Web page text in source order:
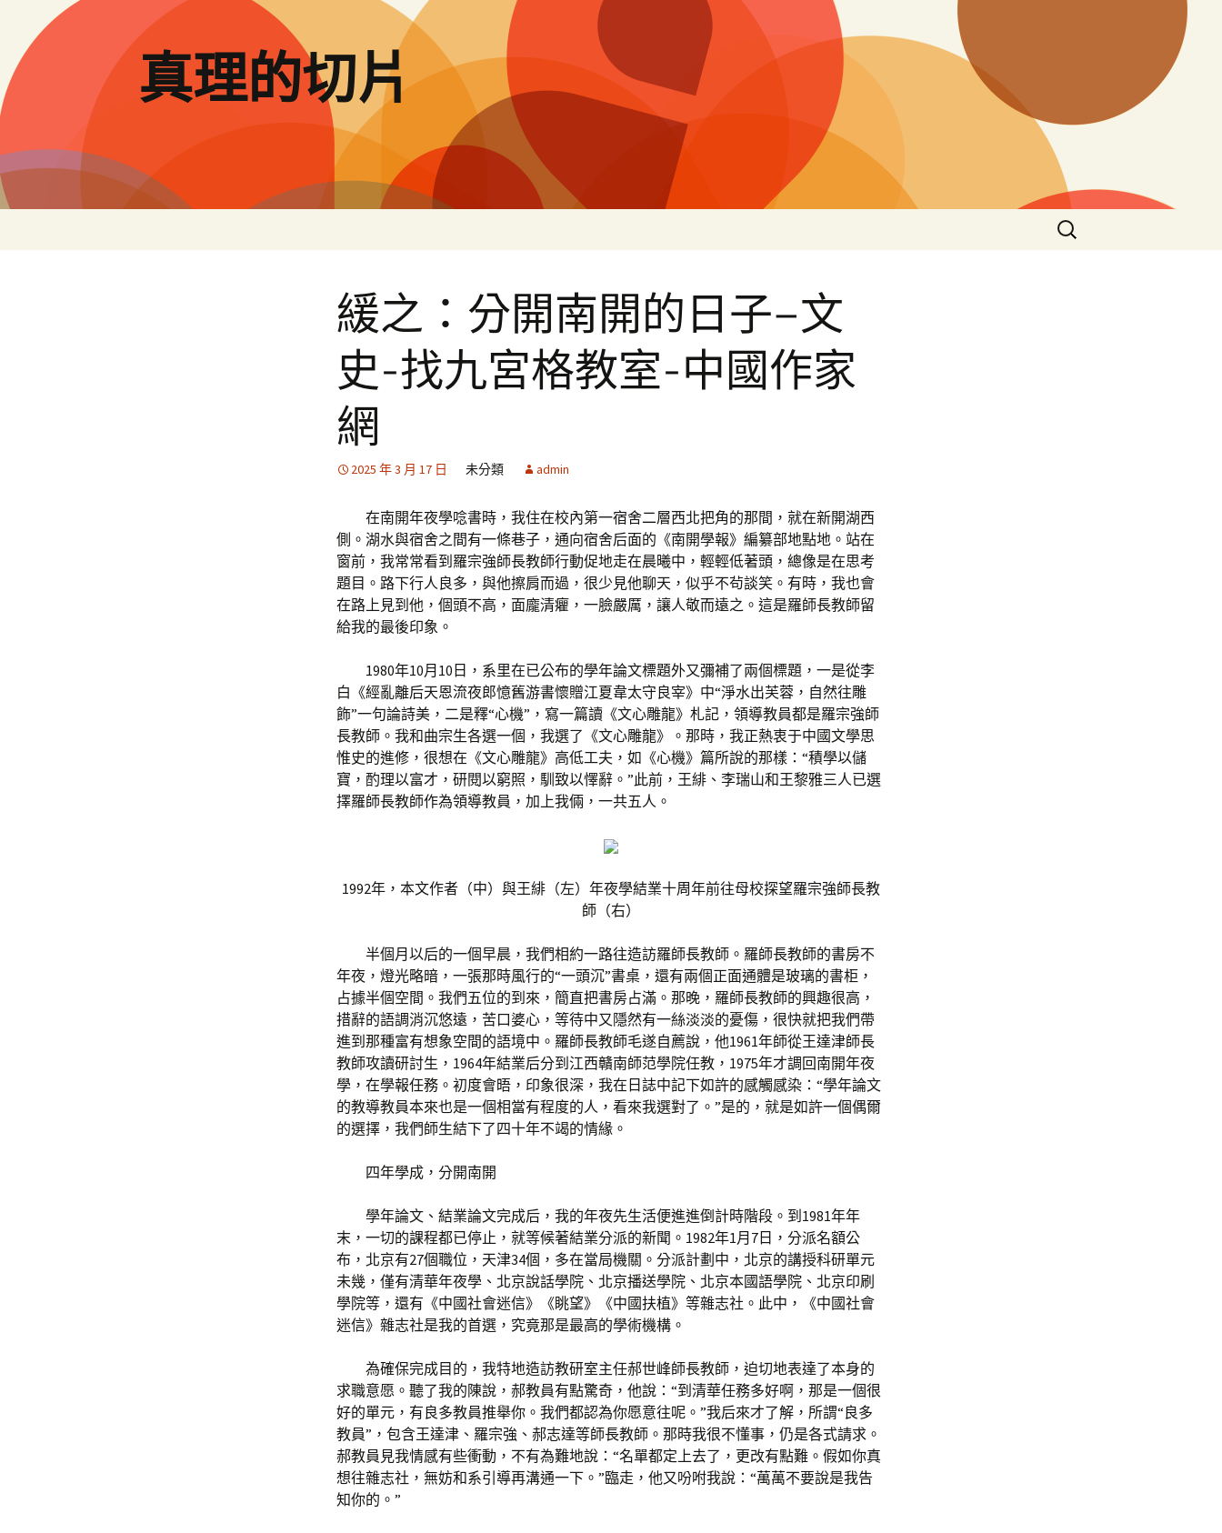
要
內
容
真理的切片
搜
尋
緩之：分開南開的日子–文
史-找九宮格教室-中國作家
網
2025 年 3 月 17 日 未分類 admin
在南開年夜學唸書時，我住在校內第一宿舍二層西北把角的那間，就在新開湖西
側。湖水與宿舍之間有一條巷子，通向宿舍后面的《南開學報》編纂部地點地。站在
窗前，我常常看到羅宗強師長教師行動促地走在晨曦中，輕輕低著頭，總像是在思考
題目。路下行人良多，與他擦肩而過，很少見他聊天，似乎不茍談笑。有時，我也會
在路上見到他，個頭不高，面龐清癯，一臉嚴厲，讓人敬而遠之。這是羅師長教師留
給我的最後印象。
1980年10月10日，系里在已公布的學年論文標題外又彌補了兩個標題，一是從李
白《經亂離后天恩流夜郎憶舊游書懷贈江夏韋太守良宰》中“淨水出芙蓉，自然往雕
飾”一句論詩美，二是釋“心機”，寫一篇讀《文心雕龍》札記，領導教員都是羅宗強師
長教師。我和曲宗生各選一個，我選了《文心雕龍》。那時，我正熱衷于中國文學思
惟史的進修，很想在《文心雕龍》高低工夫，如《心機》篇所說的那樣：“積學以儲
寶，酌理以富才，研閱以窮照，馴致以懌辭。”此前，王緋、李瑞山和王黎雅三人已選
擇羅師長教師作為領導教員，加上我倆，一共五人。
1992年，本文作者（中）與王緋（左）年夜學結業十周年前往母校探望羅宗強師長教
師（右）
半個月以后的一個早晨，我們相約一路往造訪羅師長教師。羅師長教師的書房不
年夜，燈光略暗，一張那時風行的“一頭沉”書桌，還有兩個正面通體是玻璃的書柜，
占據半個空間。我們五位的到來，簡直把書房占滿。那晚，羅師長教師的興趣很高，
措辭的語調消沉悠遠，苦口婆心，等待中又隱然有一絲淡淡的憂傷，很快就把我們帶
進到那種富有想象空間的語境中。羅師長教師毛遂自薦說，他1961年師從王達津師長
教師攻讀研討生，1964年結業后分到江西贛南師范學院任教，1975年才調回南開年夜
學，在學報任務。初度會晤，印象很深，我在日誌中記下如許的感觸感染：“學年論文
的教導教員本來也是一個相當有程度的人，看來我選對了。”是的，就是如許一個偶爾
的選擇，我們師生結下了四十年不竭的情緣。
四年學成，分開南開
學年論文、結業論文完成后，我的年夜先生活便進進倒計時階段。到1981年年
末，一切的課程都已停止，就等候著結業分派的新聞。1982年1月7日，分派名額公
布，北京有27個職位，天津34個，多在當局機關。分派計劃中，北京的講授科研單元
未幾，僅有清華年夜學、北京說話學院、北京播送學院、北京本國語學院、北京印刷
學院等，還有《中國社會迷信》《眺望》《中國扶植》等雜志社。此中，《中國社會
迷信》雜志社是我的首選，究竟那是最高的學術機構。
為確保完成目的，我特地造訪教研室主任郝世峰師長教師，迫切地表達了本身的
求職意愿。聽了我的陳說，郝教員有點驚奇，他說：“到清華任務多好啊，那是一個很
好的單元，有良多教員推舉你。我們都認為你愿意往呢。”我后來才了解，所謂“良多
教員”，包含王達津、羅宗強、郝志達等師長教師。那時我很不懂事，仍是各式請求。
郝教員見我情感有些衝動，不有為難地說：“名單都定上去了，更改有點難。假如你真
想往雜志社，無妨和系引導再溝通一下。”臨走，他又吩咐我說：“萬萬不要說是我告
知你的。”